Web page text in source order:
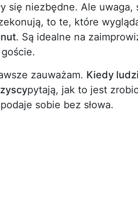
się niezbędne. Ale
to te, które
. Są idealne na
zauważam. Kiedy
pytają, jak to jest
sobie bez słowa.